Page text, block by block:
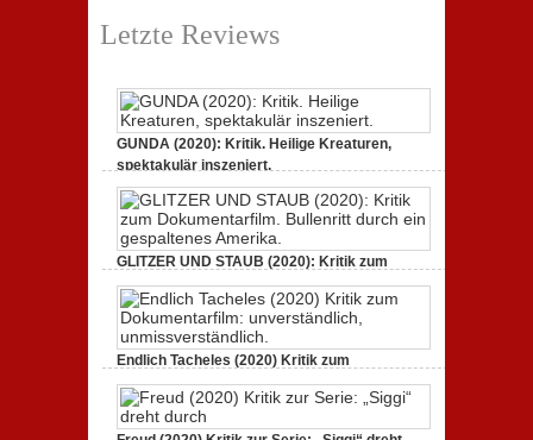
Letzte Reviews
GUNDA (2020): Kritik. Heilige Kreaturen,
spektakulär inszeniert.
GUNDA
(2020):
Kritik.
Kreaturen,
spektakulär
GLITZER UND STAUB (2020): Kritik zum
Dokumentarfilm.
3. Oktober 2020,Keine Kommentare zu
GLITZER
UND
(2020):
Kritik
zum
Dokumentarfilm.
durch
Endlich Tacheles (2020) Kritik zum
Dokumentarfilm: unverständlich,
19. Mai 2020,Keine Kommentarezu
Tacheles